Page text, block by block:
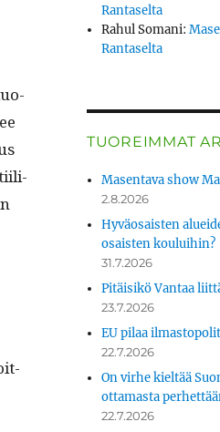
Rantaselta
Rahul Somani:
Rantaselta
TUOREIMMAT
Masentava show
2.8.2026
Hyväosaisten
osaisten kouluihin?
31.7.2026
Pitäisikö Vantaa
23.7.2026
EU pilaa
22.7.2026
On virhe kieltää
ottamasta
22.7.2026